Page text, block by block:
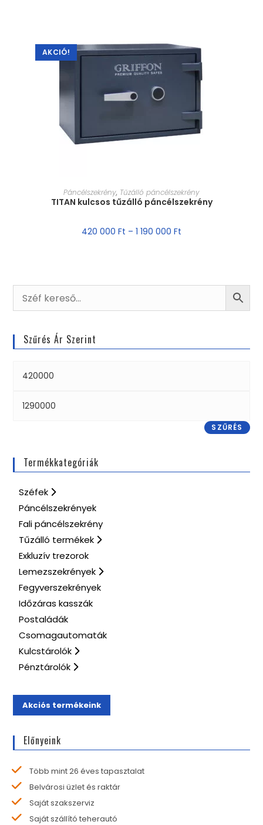
AKCIÓ!
MÉRET VÁLASZTÁSA
Páncélszekrény, Tűzálló páncélszekrény
TITAN kulcsos tűzálló páncélszekrény
420 000 Ft – 1 190 000 Ft
Szűrés Ár Szerint
SZŰRÉS
Termékkategóriák
Széfek
Páncélszekrények
Fali páncélszekrény
Tűzálló termékek
Exkluzív trezorok
Lemezszekrények
Fegyverszekrények
Időzáras kasszák
Postaládák
Csomagautomaták
Kulcstárolók
Pénztárolók
Akciós termékeink
Előnyeink
Több mint 26 éves tapasztalat
Belvárosi üzlet és raktár
Saját szakszerviz
Saját szállító teherautó